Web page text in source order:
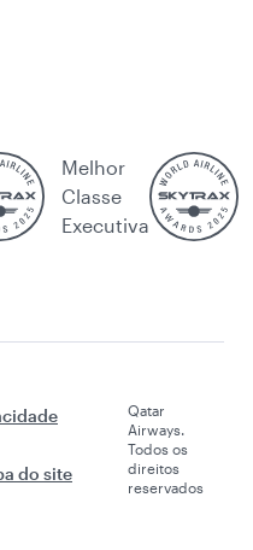
Melhor
Classe
Executiva
do site
Qatar
Airways.
Todos os
direitos
reservados